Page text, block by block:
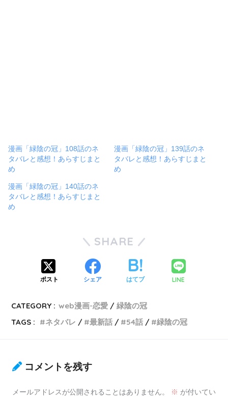
漫画「緑陰の冠」108話のネ
タバレと感想！あらすじまと
め
漫画「緑陰の冠」139話のネ
タバレと感想！あらすじまと
め
漫画「緑陰の冠」140話のネ
タバレと感想！あらすじまと
め
SHARE
ポスト シェア はてブ LINE
CATEGORY : web漫画-恋愛
緑陰の冠
TAGS :
ネタバレ 最新話 54話 緑陰の冠
コメントを残す
メールアドレスが公開されることはありません。 ※ が付いてい